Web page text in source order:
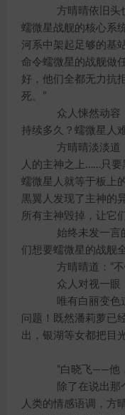
方晴晴依旧头也
蠕微星战舰的核心系
河系中架起足够的基
命令蠕微星的战舰做
好，他们全都无力抗
死。”
众人悚然动容，
持续多久？蠕微星人
方晴晴淡淡道：
人的主神之上……只要
蠕微星人就等于板上
黒翼人发现了主神的
所有主神毁掉，让它
始终未发一言的
们想要蠕微星的战舰
方晴晴道：“不
众人对视一眼，
唯有白丽变色道
问题！既然潘莉萝已
出，银湖等女都把目
“白晓飞——他，
除了在说出那个
人类的情感语调，方